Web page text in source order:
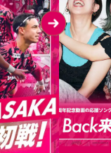
ち情報
る